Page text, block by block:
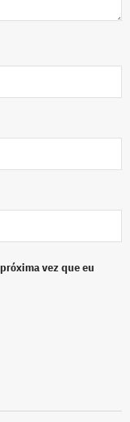
vez que eu